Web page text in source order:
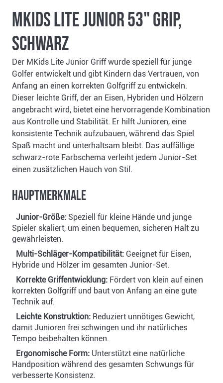
MKids Lite Junior 53" grip,
schwarz
Der MKids Lite Junior Griff wurde speziell für junge
Golfer entwickelt und gibt Kindern das Vertrauen, von
Anfang an einen korrekten Golfgriff zu entwickeln.
Dieser leichte Griff, der an Eisen, Hybriden und Hölzern
angebracht wird, bietet eine hervorragende Kombination
aus Kontrolle und Stabilität. Er hilft Junioren, eine
konsistente Technik aufzubauen, während das Spiel
Spaß macht und unterhaltsam bleibt. Das auffällige
schwarz-rote Farbschema verleiht jedem Junior-Set
einen zusätzlichen Hauch von Stil.
Hauptmerkmale
Junior-Größe: Speziell für kleine Hände und junge
Spieler skaliert, um einen bequemen, sicheren Halt zu
gewährleisten.
Multi-Schläger-Kompatibilität: Geeignet für Eisen,
Hybride und Hölzer im gesamten Junior-Set.
Korrekte Griffentwicklung: Fördert von klein auf einen
korrekten Golfgriff und baut von Anfang an eine gute
Technik auf.
Leichte Konstruktion: Reduziert unnötiges Gewicht,
damit Junioren frei schwingen und ihr natürliches
Tempo beibehalten können.
Ergonomische Form: Unterstützt eine natürliche
Handposition während des gesamten Schwungs für
verbesserte Konsistenz.